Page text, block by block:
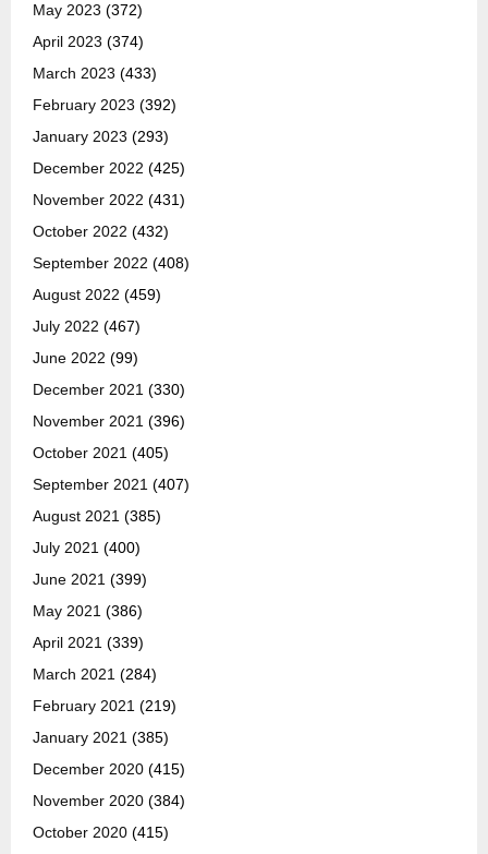
May 2023 (372)
April 2023 (374)
March 2023 (433)
February 2023 (392)
January 2023 (293)
December 2022 (425)
November 2022 (431)
October 2022 (432)
September 2022 (408)
August 2022 (459)
July 2022 (467)
June 2022 (99)
December 2021 (330)
November 2021 (396)
October 2021 (405)
September 2021 (407)
August 2021 (385)
July 2021 (400)
June 2021 (399)
May 2021 (386)
April 2021 (339)
March 2021 (284)
February 2021 (219)
January 2021 (385)
December 2020 (415)
November 2020 (384)
October 2020 (415)